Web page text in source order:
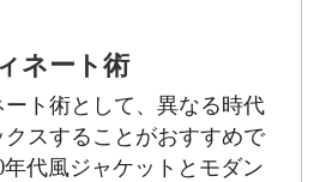
ネート術
ト術として、異なる時代
スすることがおすすめで
代風ジャケットとモダン